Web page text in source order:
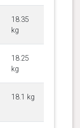
18.35
kg
18.25
kg
18.1 kg